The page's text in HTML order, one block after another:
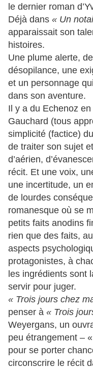
le dernier roman
Déjà dans « Un
apparaissait son
histoires.
Une plume alerte,
désopilance, une
et un personnage
dans son aventure.
Il y a du Echenoz
Gauchard (tous
simplicité (factice)
de traiter son sujet
d’aérien,
récit. Et une voix,
une incertitude, un
de lourdes
romanesque où se
petits faits anodins
rien que des faits,
aspects
protagonistes, à
les ingrédients sont
servir pour juger.
« Trois jours chez
penser à « Trois
Weyergans, un
peu étrangement –
pour se porter
circonscrire le récit